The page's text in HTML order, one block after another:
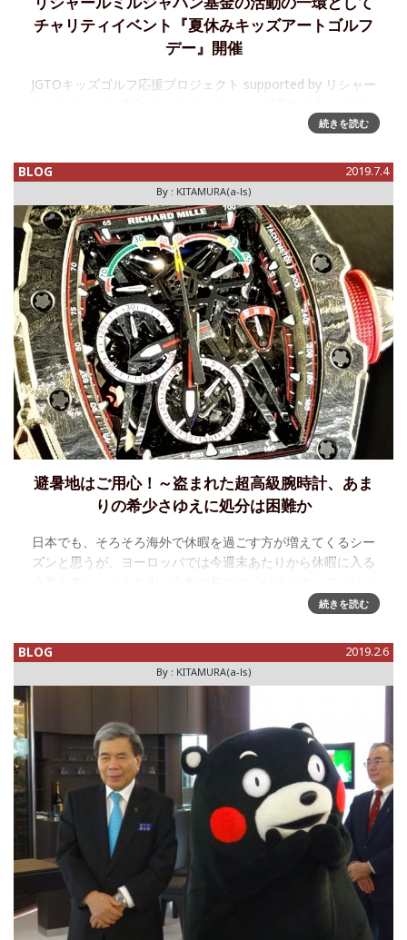
リシャールミルジャパン基金の活動の一環として
チャリティイベント『夏休みキッズアートゴルフ
デー』開催
JGTOキッズゴルフ応援プロジェクト supported by リシャー
トゴルフデー』 当サイトでも何度かお伝えしているように、
続きを読む
BLOG 2019.7.4
By : KITAMURA(a-ls)
避暑地はご用心！～盗まれた超高級腕時計、あま
りの希少さゆえに処分は困難か
日本でも、そろそろ海外で休暇を過ごす方が増えてくるシー
ズンと思うが、ヨーロッパでは今週末あたりから休暇に入る
プ身売り」という大誤報を配信したことで時計ファンにも知
続きを読む
BLOG 2019.2.6
By : KITAMURA(a-ls)